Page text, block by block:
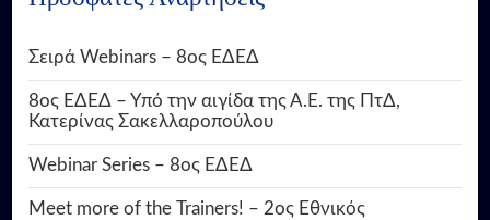
Σειρά Webinars – 8ος ΕΔΕΔ
8ος ΕΔΕΔ – Υπό την αιγίδα της Α.Ε. της ΠτΔ,
Κατερίνας Σακελλαροπούλου
Webinar Series – 8ος ΕΔΕΔ
Meet more of the Trainers! – 2ος Εθνικός